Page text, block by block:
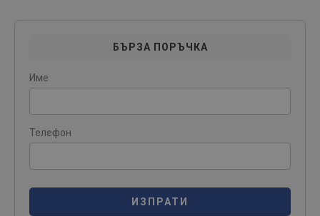
БЪРЗА ПОРЪЧКА
Име
Телефон
ИЗПРАТИ